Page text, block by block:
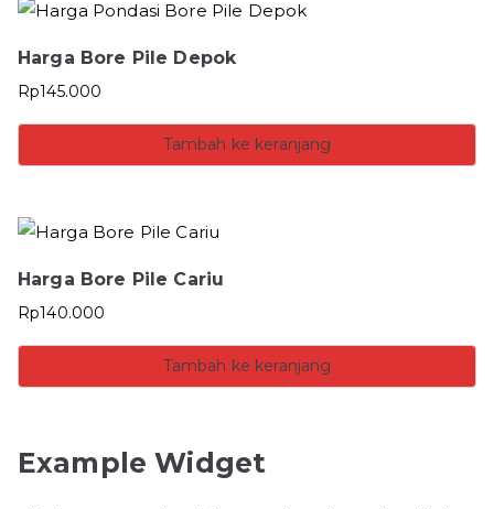
Harga Bore Pile Depok
Rp145.000
Tambah ke keranjang
Harga Bore Pile Cariu
Rp140.000
Tambah ke keranjang
Example Widget